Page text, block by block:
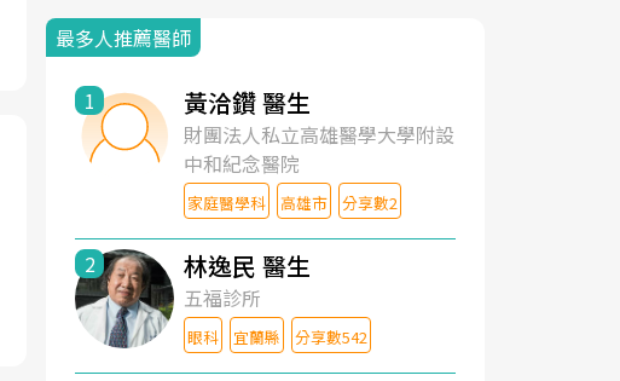
最多人推薦醫師
1 黃洽鑽 醫生
財團法人私立高雄醫學大學附設
中和紀念醫院
家庭醫學科 高雄市 分享數2
2 林逸民 醫生
五福診所
眼科 宜蘭縣 分享數542